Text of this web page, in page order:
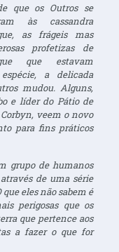
que os Outros se
às cassandra
as frágeis mas
profetizas de
que estavam
a delicada
mudou. Alguns,
e líder do Pátio de
veem o novo
para fins práticos
grupo de humanos
de uma série
eles não sabem é
perigosas que os
que pertence aos
a fazer o que for